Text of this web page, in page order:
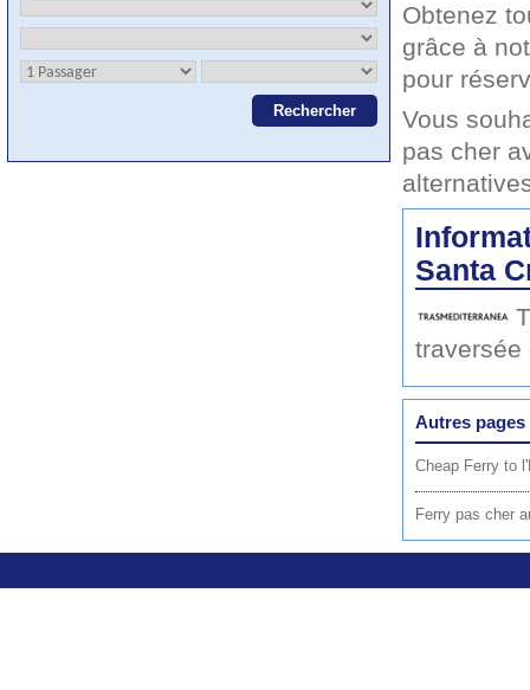
Obtenez
grâce à
pour
Vous
pas cher
Santa
traversée
Autres pages
Cheap Ferry to
Ferry pas cher